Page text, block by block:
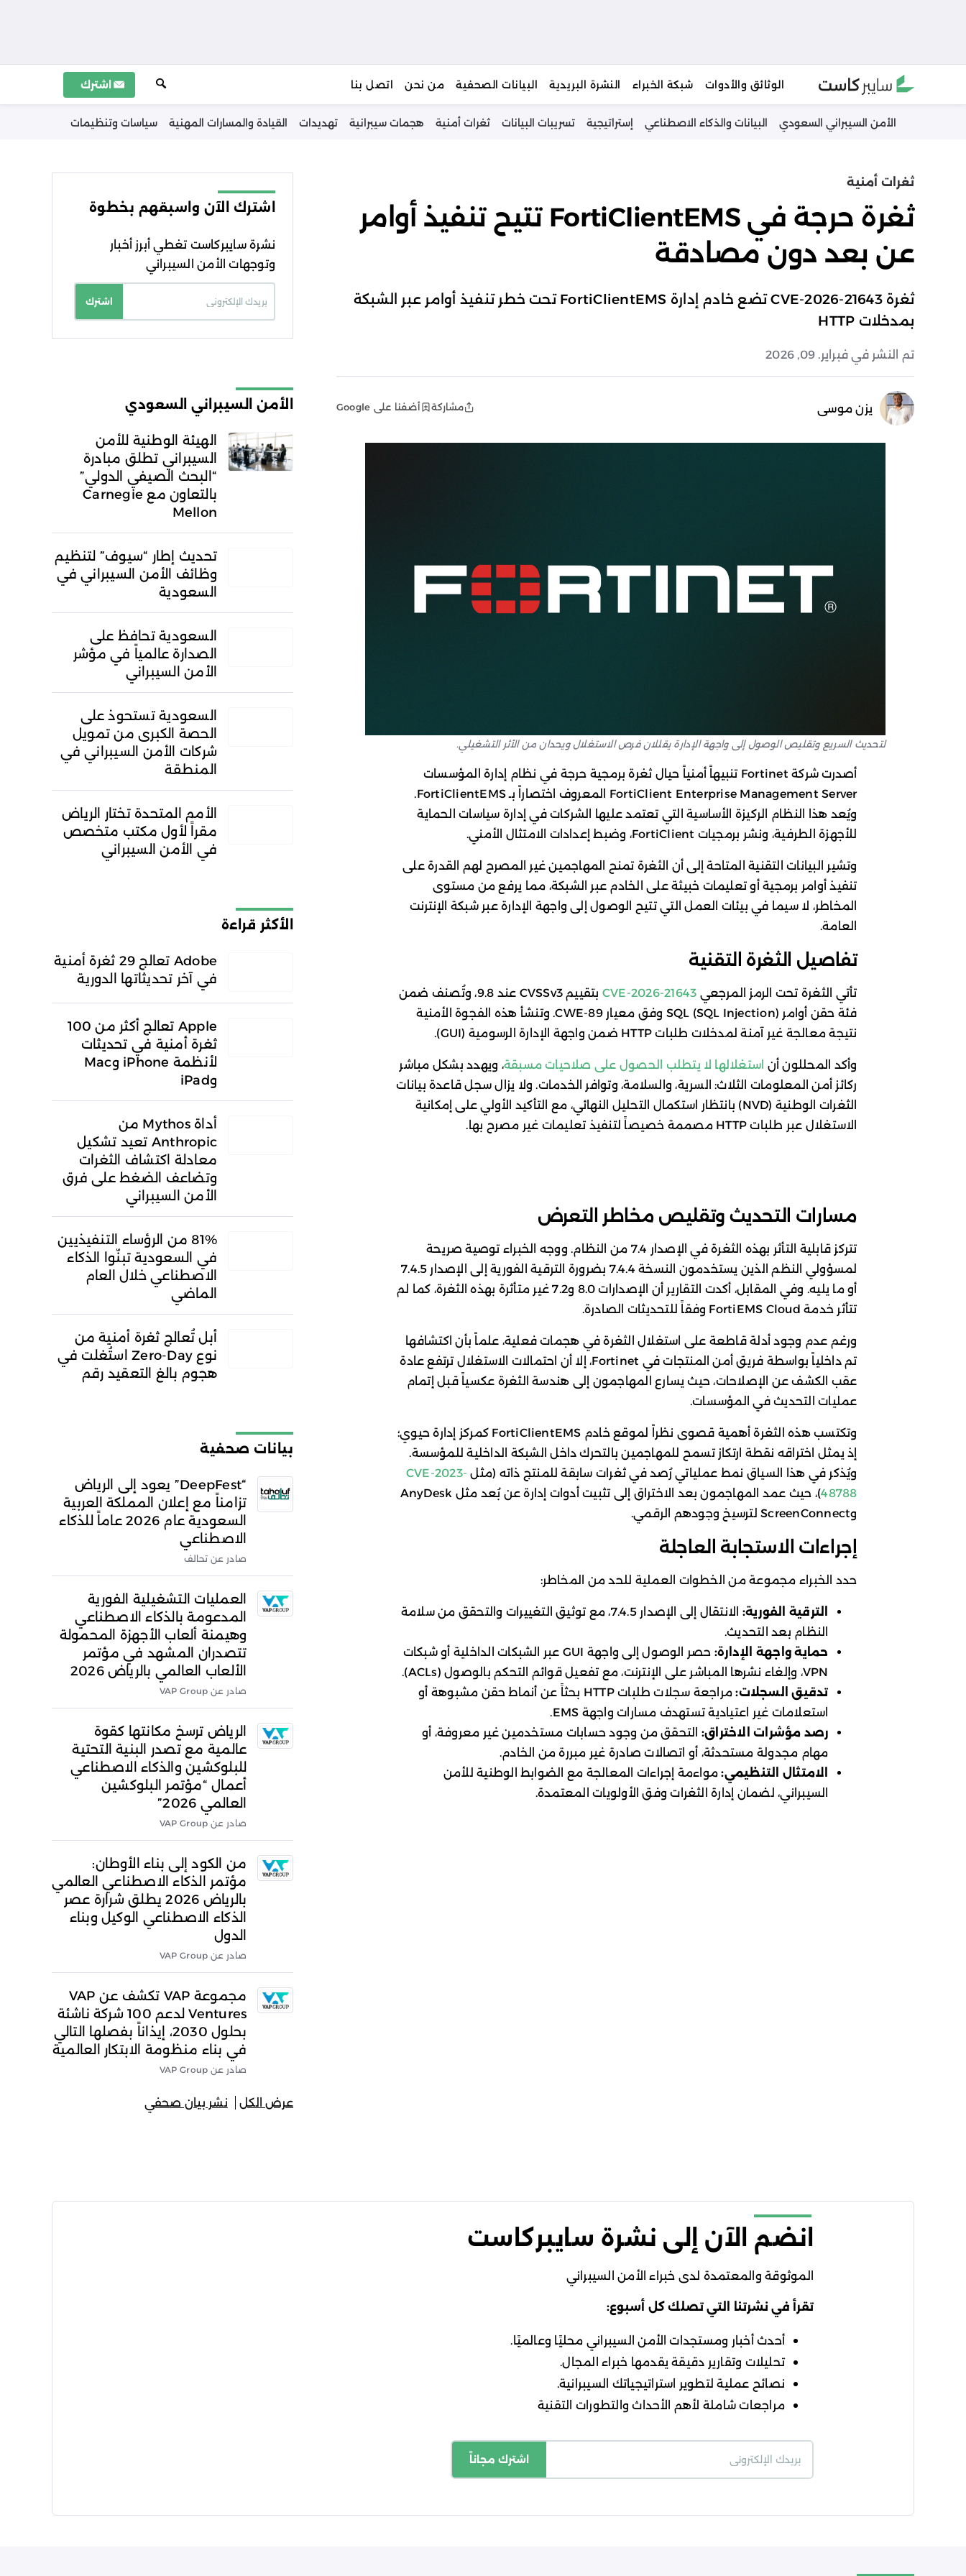
الوثائق والأدوات شبكة الخبراء النشرة البريدية البيانات الصحفية من نحن اتصل بنا اشترك يبحث
الأمن السيبراني السعودي البيانات والذكاء الاصطناعي إستراتيجية تسريبات البيانات ثغرات أمنية هجمات سيبرانية تهديدات القيادة والمسارات المهنية سياسات وتنظيمات
ثغرات أمنية
ثغرة حرجة في FortiClientEMS تتيح تنفيذ أوامر
عن بعد دون مصادقة
ثغرة CVE-2026-21643 تضع خادم إدارة FortiClientEMS تحت خطر تنفيذ أوامر عبر الشبكة
بمدخلات HTTP
تم النشر في فبراير. 09, 2026
يزن موسى مشاركة أضفنا على Google
لتحديث السريع وتقليص الوصول إلى واجهة الإدارة يقللان فرص الاستغلال ويحدان من الأثر التشغيلي.
أصدرت شركة Fortinet تنبيهاً أمنياً حيال ثغرة برمجية حرجة في نظام إدارة المؤسسات
FortiClient Enterprise Management Server المعروف اختصاراً بـ FortiClientEMS.
ويُعد هذا النظام الركيزة الأساسية التي تعتمد عليها الشركات في إدارة سياسات الحماية
للأجهزة الطرفية، ونشر برمجيات FortiClient، وضبط إعدادات الامتثال الأمني.
وتشير البيانات التقنية المتاحة إلى أن الثغرة تمنح المهاجمين غير المصرح لهم القدرة على
تنفيذ أوامر برمجية أو تعليمات خبيثة على الخادم عبر الشبكة، مما يرفع من مستوى
المخاطر، لا سيما في بيئات العمل التي تتيح الوصول إلى واجهة الإدارة عبر شبكة الإنترنت
العامة.
تفاصيل الثغرة التقنية
تأتي الثغرة تحت الرمز المرجعي CVE-2026-21643
بتقييم CVSSv3 عند 9.8، وتُصنف ضمن
فئة حقن أوامر SQL (SQL Injection) وفق معيار CWE-89. وتنشأ هذه الفجوة الأمنية
نتيجة معالجة غير آمنة لمدخلات طلبات HTTP ضمن واجهة الإدارة الرسومية (GUI).
وأكد المحللون أن استغلالها لا يتطلب الحصول على صلاحيات مسبقة، ويهدد بشكل مباشر
ركائز أمن المعلومات الثلاث: السرية، والسلامة، وتوافر الخدمات. ولا يزال سجل قاعدة بيانات
الثغرات الوطنية (NVD) بانتظار استكمال التحليل النهائي، مع التأكيد الأولي على إمكانية
الاستغلال عبر طلبات HTTP مصممة خصيصاً لتنفيذ تعليمات غير مصرح بها.
مسارات التحديث وتقليص مخاطر التعرض
تتركز قابلية التأثر بهذه الثغرة في الإصدار 7.4 من النظام. ووجه الخبراء توصية صريحة
لمسؤولي النظم الذين يستخدمون النسخة 7.4.4 بضرورة الترقية الفورية إلى الإصدار 7.4.5
أو ما يليه. وفي المقابل، أكدت التقارير أن الإصدارات 8.0 و7.2 غير متأثرة بهذه الثغرة، كما لم
تتأثر خدمة FortiEMS Cloud وفقاً للتحديثات الصادرة.
ورغم عدم وجود أدلة قاطعة على استغلال الثغرة في هجمات فعلية، علماً بأن اكتشافها
تم داخلياً بواسطة فريق أمن المنتجات في Fortinet، إلا أن احتمالات الاستغلال ترتفع عادة
عقب الكشف عن الإصلاحات، حيث يسارع المهاجمون إلى هندسة الثغرة عكسياً قبل إتمام
عمليات التحديث في المؤسسات.
وتكتسب هذه الثغرة أهمية قصوى نظراً لموقع خادم FortiClientEMS كمركز إدارة حيوي؛
إذ يمثل اختراقه نقطة ارتكاز تسمح للمهاجمين بالتحرك داخل الشبكة الداخلية للمؤسسة.
ويُذكر في هذا السياق نمط عملياتي رُصد في ثغرات سابقة للمنتج ذاته (مثل CVE-2023-
48788
)، حيث عمد المهاجمون بعد الاختراق إلى تثبيت أدوات إدارة عن بُعد مثل AnyDesk
وScreenConnect لترسيخ وجودهم الرقمي.
إجراءات الاستجابة العاجلة
حدد الخبراء مجموعة من الخطوات العملية للحد من المخاطر:
الترقية الفورية:
الانتقال إلى الإصدار 7.4.5، مع توثيق التغييرات والتحقق من سلامة
النظام بعد التحديث.
حماية واجهة الإدارة:
حصر الوصول إلى واجهة GUI عبر الشبكات الداخلية أو شبكات
VPN، وإلغاء نشرها المباشر على الإنترنت، مع تفعيل قوائم التحكم بالوصول (ACLs).
تدقيق السجلات:
مراجعة سجلات طلبات HTTP بحثاً عن أنماط حقن مشبوهة أو
استعلامات غير اعتيادية تستهدف مسارات واجهة EMS.
رصد مؤشرات الاختراق: التحقق من وجود حسابات مستخدمين غير معروفة، أو
مهام مجدولة مستحدثة، أو اتصالات صادرة غير مبررة من الخادم.
الامتثال التنظيمي:مواءمة إجراءات المعالجة مع الضوابط الوطنية للأمن
السيبراني، لضمان إدارة الثغرات وفق الأولويات المعتمدة.
اشترك الآن واسبقهم بخطوة
نشرة سايبركاست تغطي أبرز أخبار
وتوجهات الأمن السيبراني
اشترك
الخصوصية
الأمن السيبراني السعودي
الهيئة الوطنية للأمن
السيبراني تطلق مبادرة
“البحث الصيفي الدولي”
بالتعاون مع Carnegie
Mellon
تحديث إطار “سيوف” لتنظيم
وظائف الأمن السيبراني في
السعودية
السعودية تحافظ على
الصدارة عالمياً في مؤشر
الأمن السيبراني
السعودية تستحوذ على
الحصة الكبرى من تمويل
شركات الأمن السيبراني في
المنطقة
الأمم المتحدة تختار الرياض
مقراً لأول مكتب متخصص
في الأمن السيبراني
الأكثر قراءة
Adobe تعالج 29 ثغرة أمنية
في آخر تحديثاتها الدورية
Apple تعالج أكثر من 100
ثغرة أمنية في تحديثات
لأنظمة iPhone وMac
وiPad
أداة Mythos من
Anthropic تعيد تشكيل
معادلة اكتشاف الثغرات
وتضاعف الضغط على فرق
الأمن السيبراني
81% من الرؤساء التنفيذيين
في السعودية تبنّوا الذكاء
الاصطناعي خلال العام
الماضي
أبل تُعالج ثغرة أمنية من
نوع Zero-Day استُغلت في
هجوم بالغ التعقيد رقم
بيانات صحفية
“DeepFest” يعود إلى الرياض
تزامناً مع إعلان المملكة العربية
السعودية عام 2026 عاماً للذكاء
الاصطناعي
صادر عن تحالف
العمليات التشغيلية الفورية
المدعومة بالذكاء الاصطناعي
وهيمنة ألعاب الأجهزة المحمولة
تتصدران المشهد في مؤتمر
الألعاب العالمي بالرياض 2026
صادر عن VAP Group
الرياض ترسخ مكانتها كقوة
عالمية مع تصدر البنية التحتية
للبلوكشين والذكاء الاصطناعي
أعمال “مؤتمر البلوكشين
العالمي 2026”
صادر عن VAP Group
من الكود إلى بناء الأوطان:
مؤتمر الذكاء الاصطناعي العالمي
بالرياض 2026 يطلق شرارة عصر
الذكاء الاصطناعي الوكيل وبناء
الدول
صادر عن VAP Group
مجموعة VAP تكشف عن VAP
Ventures لدعم 100 شركة ناشئة
بحلول 2030، إيذاناً بفصلها التالي
في بناء منظومة الابتكار العالمية
صادر عن VAP Group
عرض الكل نشر بيان صحفي
انضم الآن إلى نشرة سايبركاست
الموثوقة والمعتمدة لدى خبراء الأمن السيبراني
تقرأ في نشرتنا التي تصلك كل أسبوع:
أحدث أخبار ومستجدات الأمن السيبراني محليًا وعالميًا.
تحليلات وتقارير دقيقة يقدمها خبراء المجال.
نصائح عملية لتطوير استراتيجياتك السيبرانية.
مراجعات شاملة لأهم الأحداث والتطورات التقنية
اشترك مجاناً